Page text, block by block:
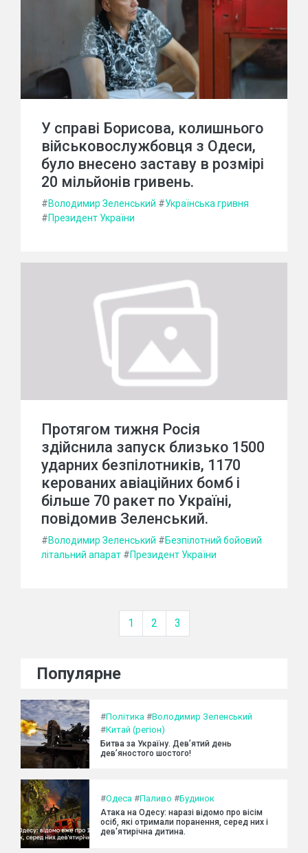
У справі Борисова, колишнього
військовослужбовця з Одеси,
було внесено заставу в розмірі
20 мільйонів гривень.
#Володимир Зеленський #Українська гривня
#Президент України
Протягом тижня Росія
здійснила запуск близько 1500
ударних безпілотників, 1170
керованих авіаційних бомб і
більше 70 ракет по Україні,
повідомив Зеленський.
#Володимир Зеленський #Безпілотний бойовий
літальний апарат #Президент України
1 2 3
Популярне
#Політика #Володимир Зеленський
#Китай (регіон)
Битва за Україну. Дев’ятий день
дев’яностого шостого!
#Одеса #Паливо #Будинок
Атака на Одесу: наразі відомо про вісім
осіб, які отримали поранення, серед них і
дев'ятирічна дитина.